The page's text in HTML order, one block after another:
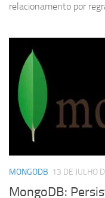
relacionamento por
MONGODB 13 DE JULHO
MongoDB: